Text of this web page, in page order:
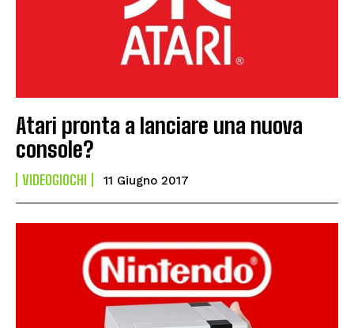
Atari pronta a lanciare una nuova
console?
VIDEOGIOCHI 11 Giugno 2017